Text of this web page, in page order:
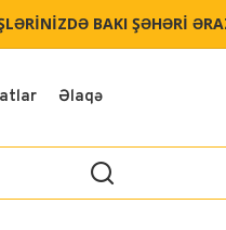
BAKI ŞƏHƏRİ
Əlaqə